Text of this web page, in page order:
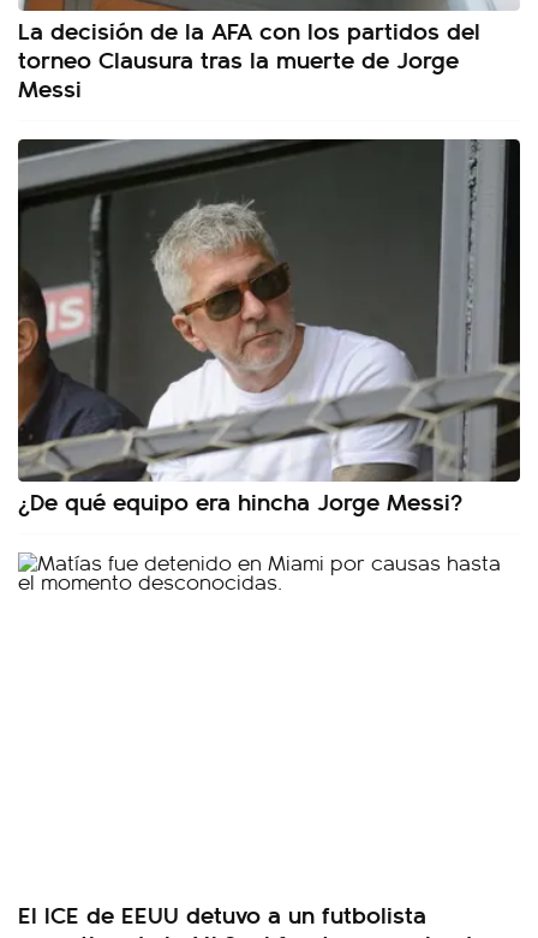
La decisión de la AFA con los partidos del
torneo Clausura tras la muerte de Jorge
Messi
¿De qué equipo era hincha Jorge Messi?
El ICE de EEUU detuvo a un futbolista